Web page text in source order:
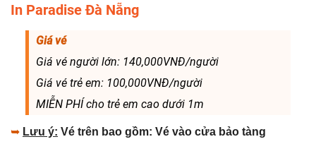
In Paradise Đà Nẵng
Giá vé
Giá vé người lớn: 140,000VNĐ/người
Giá vé trẻ em: 100,000VNĐ/người
MIỄN PHÍ cho trẻ em cao dưới 1m
➥ Lưu ý: Vé trên bao gồm: Vé vào cửa bảo tàng